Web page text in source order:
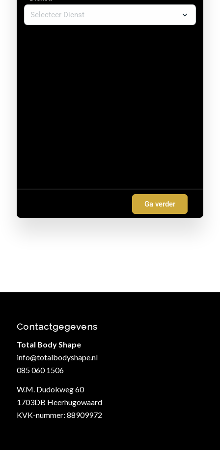
Ga verder
Contactgegevens
Total Body Shape
info@totalbodyshape.nl
085 060 1506
W.M. Dudokweg 60
1703DB Heerhugowaard
KVK-nummer: 88909972